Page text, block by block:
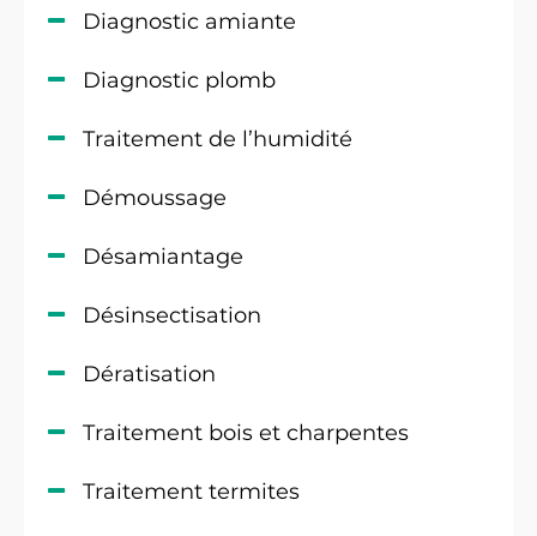
Diagnostic amiante
Diagnostic plomb
Traitement de l’humidité
Démoussage
Désamiantage
Désinsectisation
Dératisation
Traitement bois et charpentes
Traitement termites